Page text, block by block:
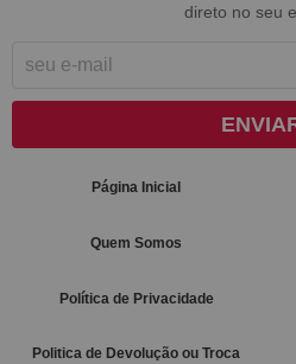
direto no seu
Página Inicial
Quem Somos
Política de Privacidade
Politica de Devolução ou Troca